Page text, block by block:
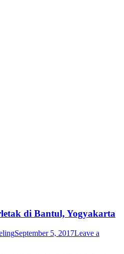
di Bantul, Yogyakarta
September 5, 2017Leave a